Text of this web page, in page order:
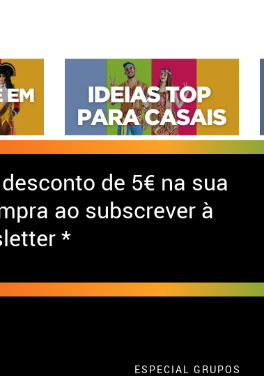
de 5€ na sua
ao subscrever à
*
ESPECIAL GRUPOS